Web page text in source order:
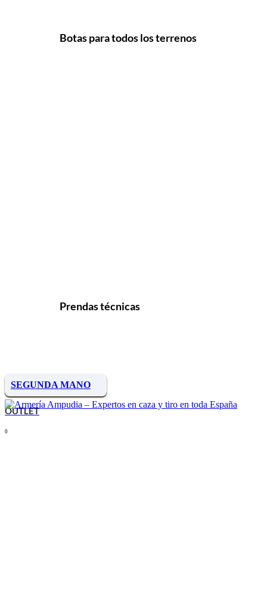
Botas para todos los terrenos
Prendas técnicas
SEGUNDA MANO
OUTLET
0